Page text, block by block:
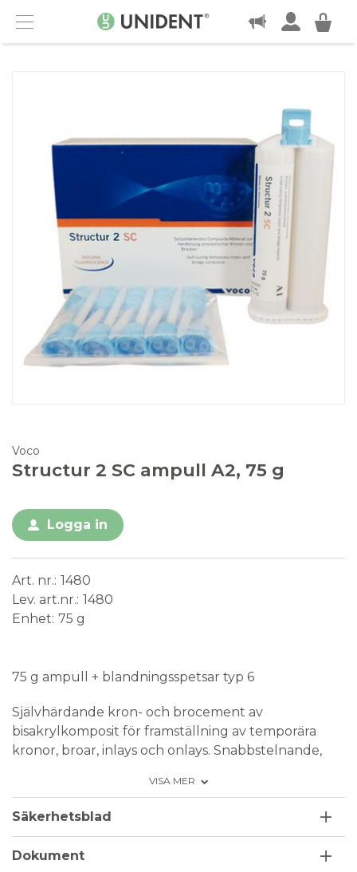
Menu
KONTAKT
Voco
Structur 2 SC ampull A2, 75 g
Logga in
Art. nr. 1480
Lev. art.nr. 1480
Enhet 75 g
75 g ampull + blandningsspetsar typ 6
Självhärdande kron- och brocement av
bisakrylkomposit för framställning av temporära
kronor, broar, inlays och onlays. Snabbstelnande,
Form och färgstabil. För blandningspistol 1:1.
VISA MER
Säkerhetsblad
Dokument